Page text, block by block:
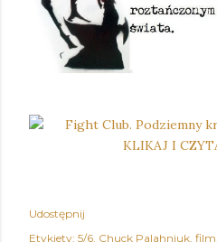
Udostępnij
Etykiety: 5/6 Chuck Palahniuk film